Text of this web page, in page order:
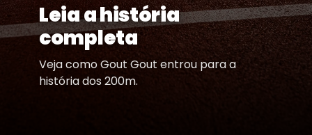
Leia a história
completa
Veja como Gout Gout entrou para a
história dos 200m.